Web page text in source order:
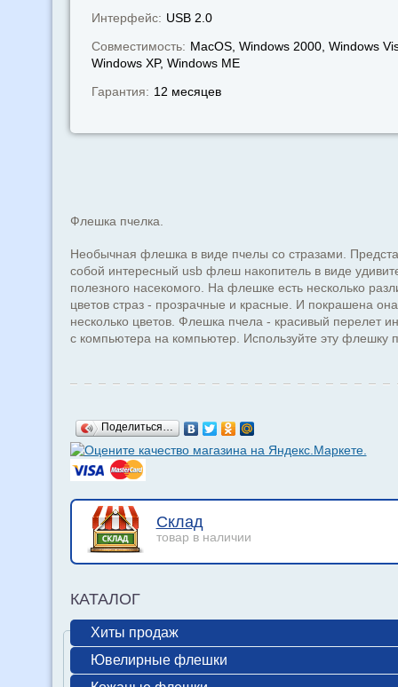
Интерфейс: USB 2.0
Совместимость: MacOS, Windows 2000, Windows
Windows XP, Windows МЕ
Гарантия: 12 месяцев
Флешка пчелка.
Необычная флешка в виде пчелы со стразами.
собой интересный usb флеш накопитель в виде
полезного насекомого. На флешке есть несколько
цветов страз - прозрачные и красные. И покрашена
несколько цветов. Флешка пчела - красивый перелет
с компьютера на компьютер. Используйте эту флешку
Поделиться…
Склад
товар в наличии
КАТАЛОГ
Хиты продаж
Ювелирные флешки